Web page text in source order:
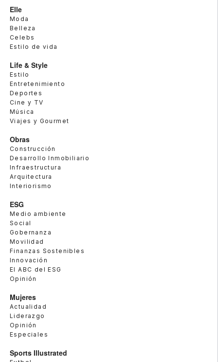
Elle
Moda
Belleza
Celebs
Estilo de vida
Life & Style
Estilo
Entretenimiento
Deportes
Cine y TV
Música
Viajes y Gourmet
Obras
Construcción
Desarrollo Inmobiliario
Infraestructura
Arquitectura
Interiorismo
ESG
Medio ambiente
Social
Gobernanza
Movilidad
Finanzas Sostenibles
Innovación
El ABC del ESG
Opinión
Mujeres
Actualidad
Liderazgo
Opinión
Especiales
Sports Illustrated